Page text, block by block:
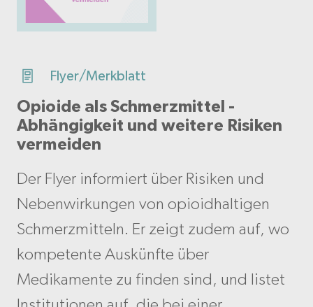
Flyer/Merkblatt
Opioide als Schmerzmittel -
Abhängigkeit und weitere Risiken
vermeiden
Der Flyer informiert über Risiken und
Nebenwirkungen von opioidhaltigen
Schmerzmitteln. Er zeigt zudem auf, wo
kompetente Auskünfte über
Medikamente zu finden sind, und listet